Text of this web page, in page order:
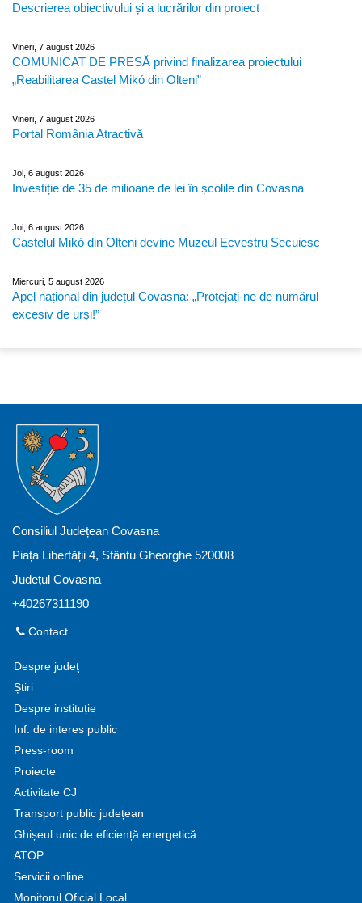
Descrierea obiectivului și a lucrărilor din proiect
Vineri, 7 august 2026
COMUNICAT DE PRESĂ privind finalizarea proiectului
„Reabilitarea Castel Mikó din Olteni”
Vineri, 7 august 2026
Portal România Atractivă
Joi, 6 august 2026
Investiție de 35 de milioane de lei în școlile din Covasna
Joi, 6 august 2026
Castelul Mikó din Olteni devine Muzeul Ecvestru Secuiesc
Miercuri, 5 august 2026
Apel național din județul Covasna: „Protejați-ne de numărul
excesiv de urși!”
Consiliul Județean Covasna
Piața Libertății 4, Sfântu Gheorghe 520008
Județul Covasna
+40267311190
Contact
Despre judeţ
Știri
Despre instituție
Inf. de interes public
Press-room
Proiecte
Activitate CJ
Transport public județean
Ghișeul unic de eficiență energetică
ATOP
Servicii online
Monitorul Oficial Local